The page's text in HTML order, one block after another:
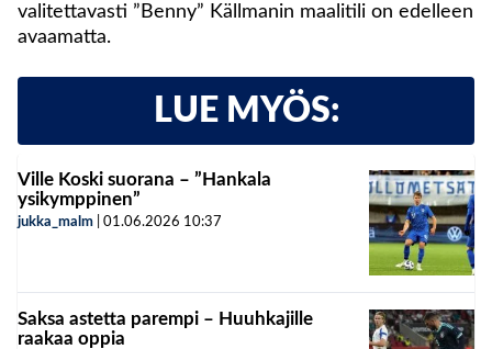
valitettavasti ”Benny” Källmanin maalitili on edelleen
avaamatta.
LUE MYÖS:
Ville Koski suorana – ”Hankala
ysikymppinen”
jukka_malm 01.06.2026 10:37
Saksa astetta parempi – Huuhkajille
raakaa oppia